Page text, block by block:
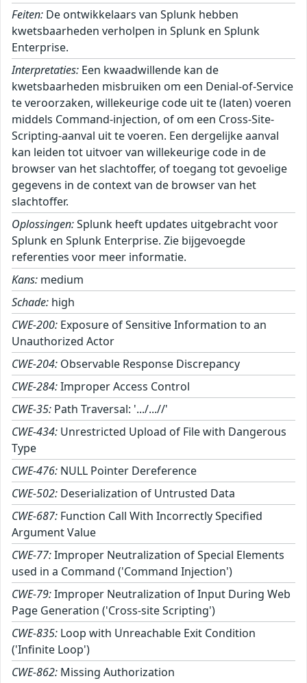
Feiten: De ontwikkelaars van Splunk hebben
kwetsbaarheden verholpen in Splunk en Splunk
Enterprise.
Interpretaties: Een kwaadwillende kan de
kwetsbaarheden misbruiken om een Denial-of-Service
te veroorzaken, willekeurige code uit te (laten) voeren
middels Command-injection, of om een Cross-Site-
Scripting-aanval uit te voeren. Een dergelijke aanval
kan leiden tot uitvoer van willekeurige code in de
browser van het slachtoffer, of toegang tot gevoelige
gegevens in de context van de browser van het
slachtoffer.
Oplossingen:Splunk heeft updates uitgebracht voor
Splunk en Splunk Enterprise. Zie bijgevoegde
referenties voor meer informatie.
Kans: medium
Schade: high
CWE-200: Exposure of Sensitive Information to an
Unauthorized Actor
CWE-204: Observable Response Discrepancy
CWE-284:Improper Access Control
CWE-35: Path Traversal: '.../...//'
CWE-434: Unrestricted Upload of File with Dangerous
Type
CWE-476: NULL Pointer Dereference
CWE-502: Deserialization of Untrusted Data
CWE-687: Function Call With Incorrectly Specified
Argument Value
CWE-77:Improper Neutralization of Special Elements
used in a Command ('Command Injection')
CWE-79:Improper Neutralization of Input During Web
Page Generation ('Cross-site Scripting')
CWE-835: Loop with Unreachable Exit Condition
('Infinite Loop')
CWE-862: Missing Authorization